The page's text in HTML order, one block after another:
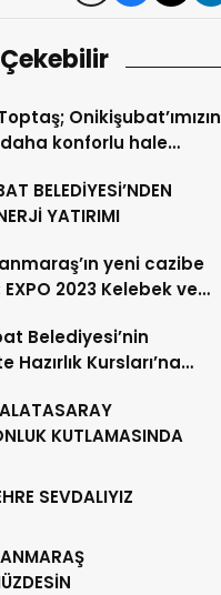
Onikişubat’ımızın
daha konforlu hale
BELEDİYESİ’NDEN
YATIRIMI
yeni cazibe
2023 Kelebek ve
Belediyesi’nin
Hazırlık Kursları’na
KUTLAMASINDA
SEVDALIYIZ